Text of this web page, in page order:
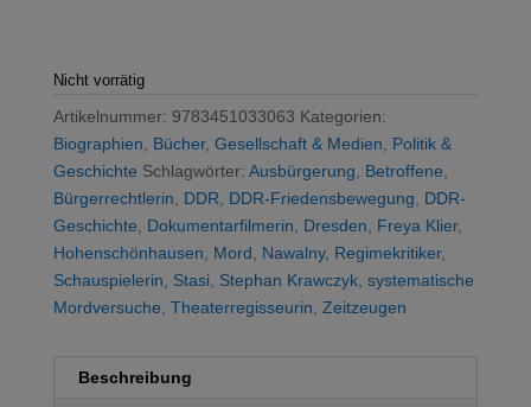
Nicht vorrätig
Artikelnummer: 9783451033063 Kategorien:
Biographien, Bücher, Gesellschaft & Medien, Politik &
Geschichte Schlagwörter: Ausbürgerung, Betroffene,
Bürgerrechtlerin, DDR, DDR-Friedensbewegung, DDR-
Geschichte, Dokumentarfilmerin, Dresden, Freya Klier,
Hohenschönhausen, Mord, Nawalny, Regimekritiker,
Schauspielerin, Stasi, Stephan Krawczyk, systematische
Mordversuche, Theaterregisseurin, Zeitzeugen
Beschreibung